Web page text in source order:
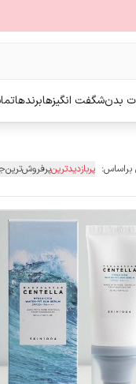
بدنشگفت انگیزهابرندها
پربازدیدترینپرفروش‌ترین